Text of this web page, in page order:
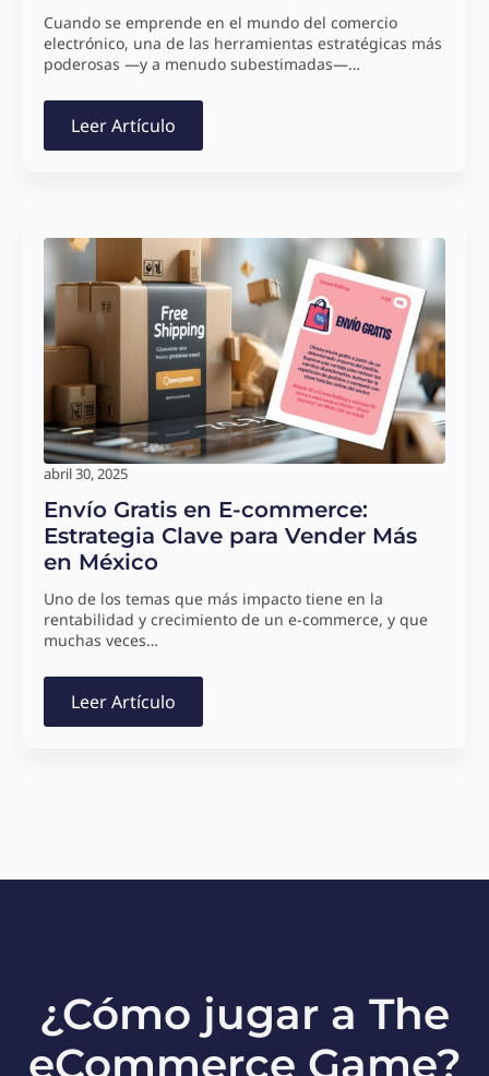
Cuando se emprende en el mundo del comercio
electrónico, una de las herramientas estratégicas más
poderosas —y a menudo subestimadas—…
Leer Artículo
Envío Gratis en E-commerce:
Estrategia Clave para Vender Más
en México
abril 30, 2025
Uno de los temas que más impacto tiene en la
rentabilidad y crecimiento de un e-commerce, y que
muchas veces…
Leer Artículo
¿Cómo jugar a The
eCommerce Game?